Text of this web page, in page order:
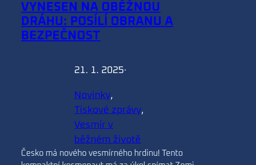
VYNESEN NA OBĚŽNOU
DRÁHU: POSÍLÍ OBRANU A
BEZPEČNOST
21. 1. 2025·
Novinky
Tiskové zprávy
Vesmír v
běžném životě
Česko má nového vesmírného hrdinu! Tento